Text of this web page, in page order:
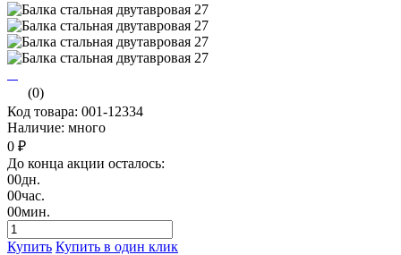
(0)
Код товара: 001-12334
Наличие: много
0 ₽
До конца акции осталось:
00дн.
00час.
00мин.
Купить Купить в один клик